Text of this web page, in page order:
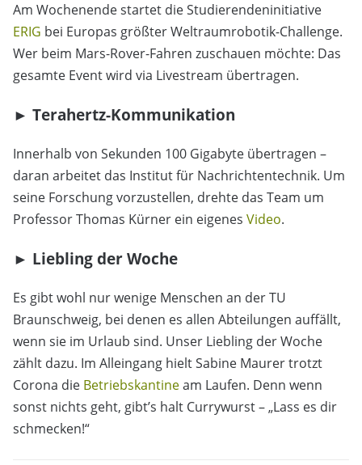
Am Wochenende startet die Studierendeninitiative
ERIG bei Europas größter Weltraumrobotik-Challenge.
Wer beim Mars-Rover-Fahren zuschauen möchte: Das
gesamte Event wird via Livestream übertragen.
► Terahertz-Kommunikation
Innerhalb von Sekunden 100 Gigabyte übertragen –
daran arbeitet das Institut für Nachrichtentechnik. Um
seine Forschung vorzustellen, drehte das Team um
Professor Thomas Kürner ein eigenes Video.
► Liebling der Woche
Es gibt wohl nur wenige Menschen an der TU
Braunschweig, bei denen es allen Abteilungen auffällt,
wenn sie im Urlaub sind. Unser Liebling der Woche
zählt dazu. Im Alleingang hielt Sabine Maurer trotzt
Corona die Betriebskantineam Laufen. Denn wenn
sonst nichts geht, gibt’s halt Currywurst – „Lass es dir
schmecken!“